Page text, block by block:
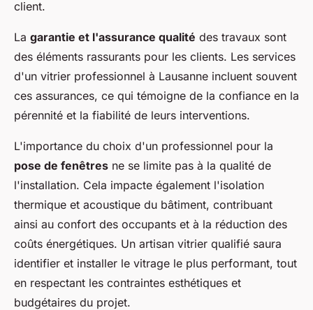
client.
La garantie et l'assurance qualité des travaux sont
des éléments rassurants pour les clients. Les services
d'un vitrier professionnel à Lausanne incluent souvent
ces assurances, ce qui témoigne de la confiance en la
pérennité et la fiabilité de leurs interventions.
L'importance du choix d'un professionnel pour la
pose de fenêtres ne se limite pas à la qualité de
l'installation. Cela impacte également l'isolation
thermique et acoustique du bâtiment, contribuant
ainsi au confort des occupants et à la réduction des
coûts énergétiques. Un artisan vitrier qualifié saura
identifier et installer le vitrage le plus performant, tout
en respectant les contraintes esthétiques et
budgétaires du projet.